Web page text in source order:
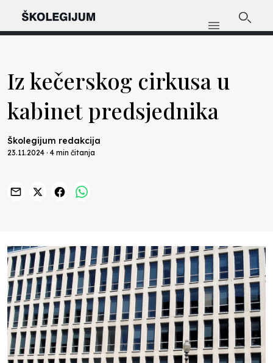
Iz kečerskog cirkusa u
kabinet predsjednika
Školegijum redakcija
23.11.2024 · 4 min čitanja